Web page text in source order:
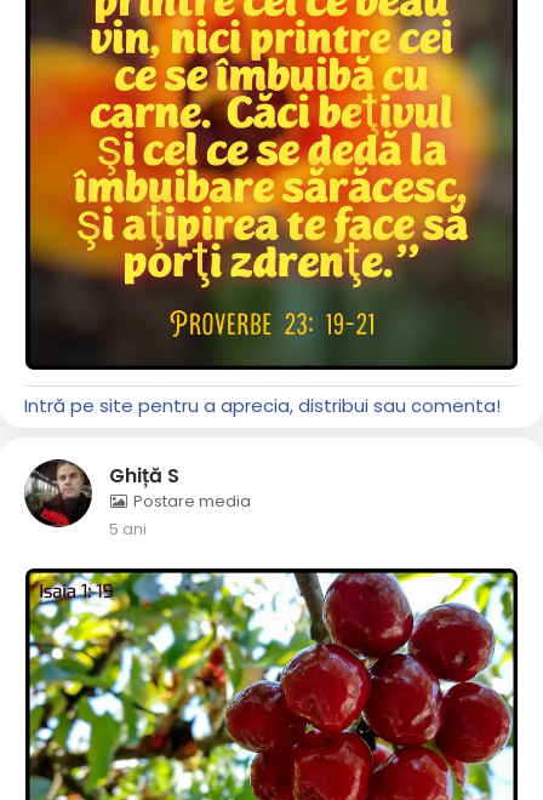
Intră pe site pentru a aprecia, distribui sau comenta!
Ghiță S
Postare media
5 ani